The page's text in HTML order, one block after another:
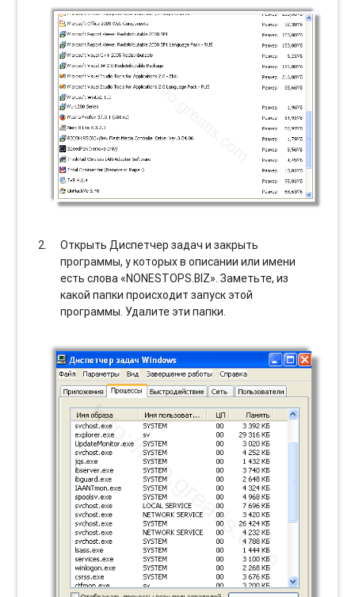
Открыть Диспетчер задач и закрыть
программы, у которых в описании или имени
есть слова «NONESTOPS.BIZ». Заметьте, из
какой папки происходит запуск этой
программы. Удалите эти папки.